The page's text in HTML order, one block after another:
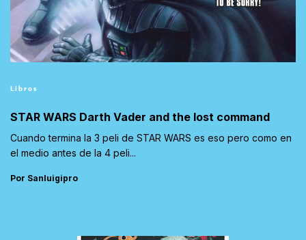
Libros
STAR WARS Darth Vader and the lost command
Cuando termina la 3 peli de STAR WARS es eso pero como en
el medio antes de la 4 peli...
Por Sanluigipro